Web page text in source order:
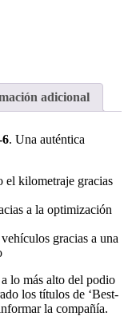
adicional
. Una auténtica
el kilometraje gracias
a la optimización
gracias a una
lo más alto del podio
los títulos de ‘Best-
la compañía.